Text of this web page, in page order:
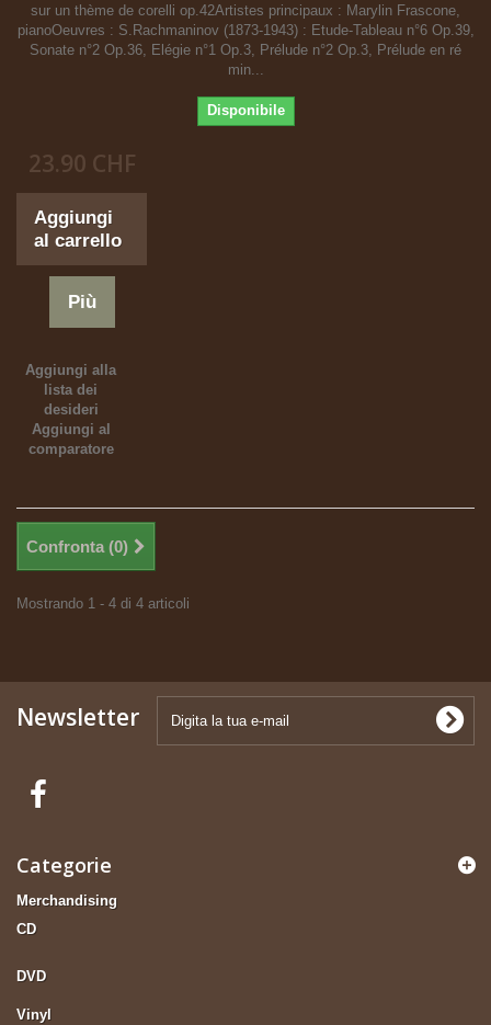
sur un thème de corelli op.42Artistes principaux : Marylin Frascone,
pianoOeuvres : S.Rachmaninov (1873-1943) : Etude-Tableau n°6 Op.39,
Sonate n°2 Op.36, Elégie n°1 Op.3, Prélude n°2 Op.3, Prélude en ré
min...
Disponibile
23.90 CHF
Aggiungi
al carrello
Più
Aggiungi alla
lista dei
desideri
Aggiungi al
comparatore
Confronta (0)
Mostrando 1 - 4 di 4 articoli
Newsletter
Categorie
Merchandising
CD
DVD
Vinyl